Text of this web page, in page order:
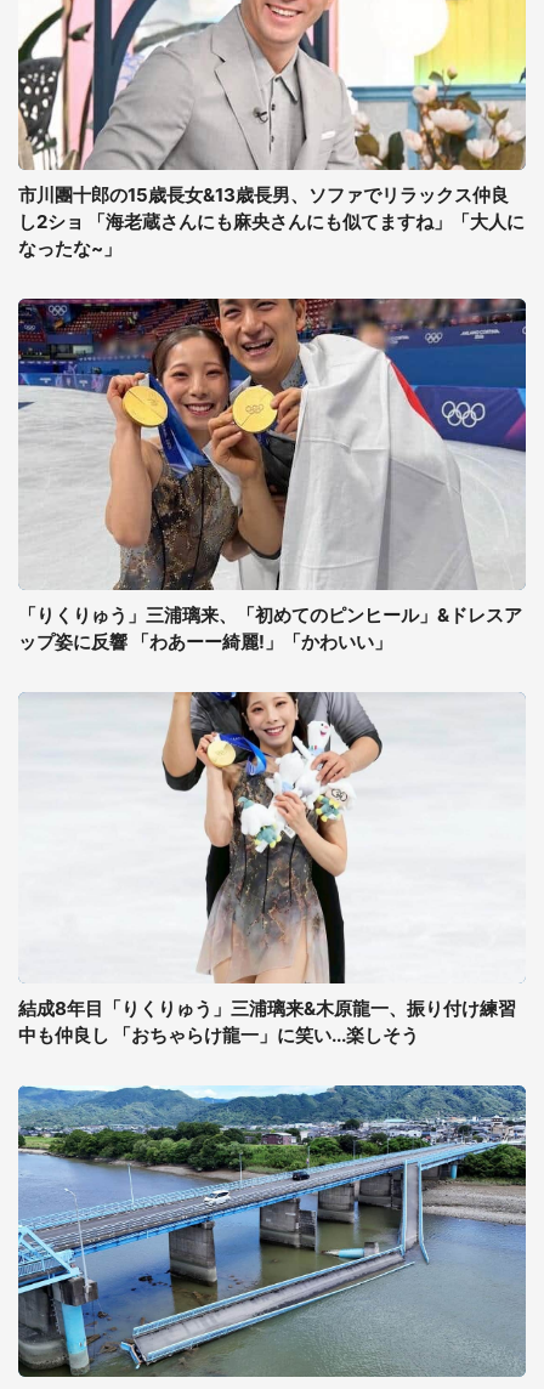
市川團十郎の15歳長女&13歳長男、ソファでリラックス仲良
し2ショ 「海老蔵さんにも麻央さんにも似てますね」「大人に
なったな~」
「りくりゅう」三浦璃来、「初めてのピンヒール」&ドレスア
ップ姿に反響 「わあーー綺麗!」「かわいい」
結成8年目「りくりゅう」三浦璃来&木原龍一、振り付け練習
中も仲良し 「おちゃらけ龍一」に笑い...楽しそう